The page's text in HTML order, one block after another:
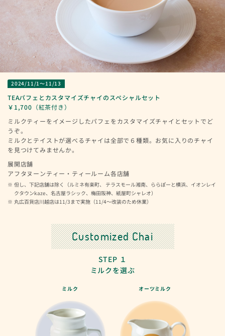
2024/11/1～11/13
TEAパフェとカスタマイズチャイのスペシャルセット
￥1,700 （紅茶付き）
ミルクティーをイメージしたパフェをカスタマイズチャイとセットでど
うぞ。
ミルクとテイストが選べるチャイは全部で６種類。お気に入りのチャイ
を見つけてみませんか。
展開店舗
アフタヌーンティー・ティールーム各店舗
但し、下記店舗は除く（ルミネ有楽町、 テラスモール湘南、ららぽーと横浜、イオンレイ
クタウンkaze、名古屋ラシック、梅田阪神、紙屋町シャレオ）
丸広百貨店川越店は11/3まで実施（11/4～改装のため休業）
Customized Chai
STEP １
ミルクを選ぶ
ミルク オーツミルク